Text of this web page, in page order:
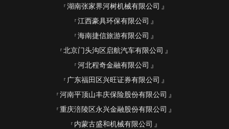
湖南张家界河树机械有限公司
江西豪具环保有限公司
海南捷信旅游有限公司
北京门头沟区启航汽车有限公司
河北程奇金融有限公司
广东福田区兴旺证券有限公司
河南平顶山丰庆保险股份有限公司
重庆涪陵区永兴金融股份有限公司
内蒙古盛和机械有限公司